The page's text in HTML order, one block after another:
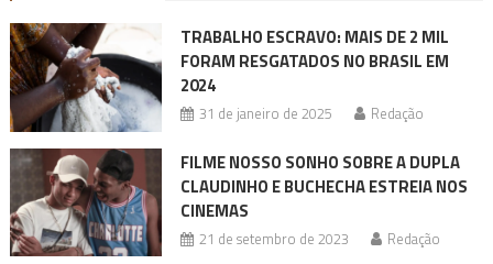
TRABALHO ESCRAVO: MAIS DE 2 MIL
FORAM RESGATADOS NO BRASIL EM
2024
31 de janeiro de 2025 Redação
FILME NOSSO SONHO SOBRE A DUPLA
CLAUDINHO E BUCHECHA ESTREIA NOS
CINEMAS
21 de setembro de 2023 Redação